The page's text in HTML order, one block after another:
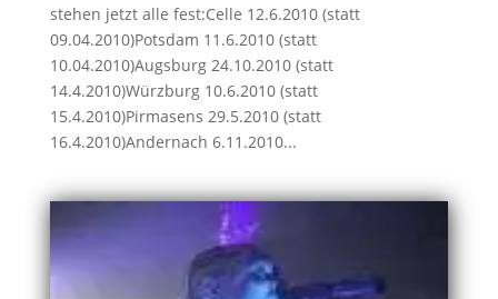
stehen jetzt alle fest:Celle 12.6.2010 (statt
09.04.2010)Potsdam 11.6.2010 (statt
10.04.2010)Augsburg 24.10.2010 (statt
14.4.2010)Würzburg 10.6.2010 (statt
15.4.2010)Pirmasens 29.5.2010 (statt
16.4.2010)Andernach 6.11.2010...